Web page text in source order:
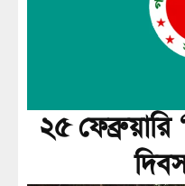
২৫ ফেব্রুয়ারি